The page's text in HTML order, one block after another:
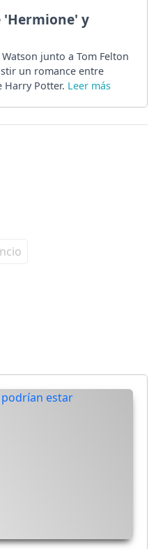
'Hermione' y
junto a Tom Felton
un romance entre
Harry Potter.